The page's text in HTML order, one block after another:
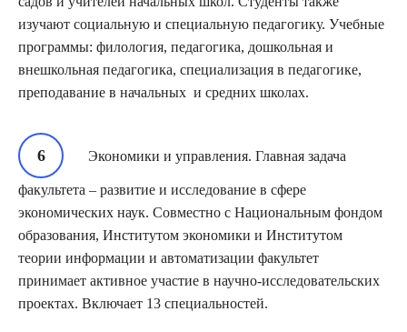
изучают социальную и специальную педагогику. Учебные
программы: филология, педагогика, дошкольная и
внешкольная педагогика, специализация в педагогике,
преподавание в начальных и средних школах.
Экономики и управления. Главная задача
факультета – развитие и исследование в сфере
экономических наук. Совместно с Национальным фондом
образования, Институтом экономики и Институтом
теории информации и автоматизации факультет
принимает активное участие в научно-исследовательских
проектах. Включает 13 специальностей.